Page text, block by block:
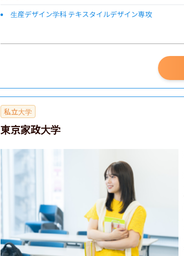
生産デザイン学科 テキスタイルデザイン専攻
私立大学
東京家政大学